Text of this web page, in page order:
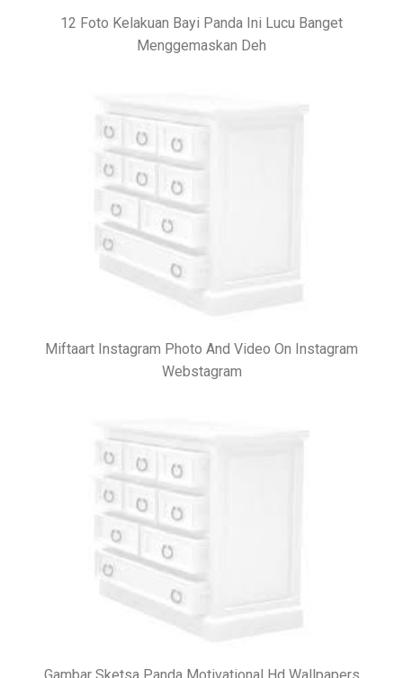
12 Foto Kelakuan Bayi Panda Ini Lucu Banget
Menggemaskan Deh
Miftaart Instagram Photo And Video On Instagram
Webstagram